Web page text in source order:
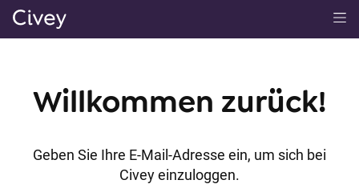
t
n
Willkommen zurück!
Geben Sie Ihre E-Mail-Adresse ein, um sich bei
Civey einzuloggen.